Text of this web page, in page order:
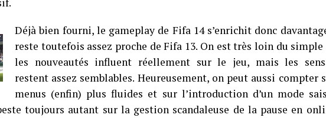
Déjà bien fourni, le gameplay de Fifa 14 s’enrichit donc
reste toutefois assez proche de Fifa 13. On est très loin du simple
les nouveautés influent réellement sur le jeu, mais les
restent assez semblables. Heureusement, on peut aussi compter
menus (enfin) plus fluides et sur l’introduction d’un mode
toujours autant sur la gestion scandaleuse de la pause en